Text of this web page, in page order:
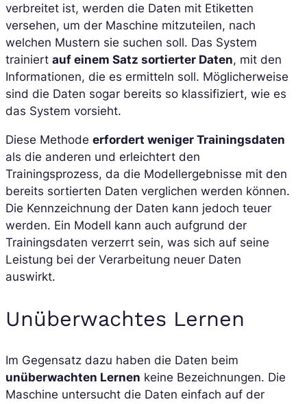
verbreitet ist, werden die Daten mit Etiketten
versehen, um der Maschine mitzuteilen, nach
welchen Mustern sie suchen soll. Das System
trainiert auf einem Satz sortierter Daten, mit den
Informationen, die es ermitteln soll. Möglicherweise
sind die Daten sogar bereits so klassifiziert, wie es
das System vorsieht.
Diese Methode erfordert weniger Trainingsdaten
als die anderen und erleichtert den
Trainingsprozess, da die Modellergebnisse mit den
bereits sortierten Daten verglichen werden können.
Die Kennzeichnung der Daten kann jedoch teuer
werden. Ein Modell kann auch aufgrund der
Trainingsdaten verzerrt sein, was sich auf seine
Leistung bei der Verarbeitung neuer Daten
auswirkt.
Unüberwachtes Lernen
Im Gegensatz dazu haben die Daten beim
unüberwachten Lernen keine Bezeichnungen. Die
Maschine untersucht die Daten einfach auf der